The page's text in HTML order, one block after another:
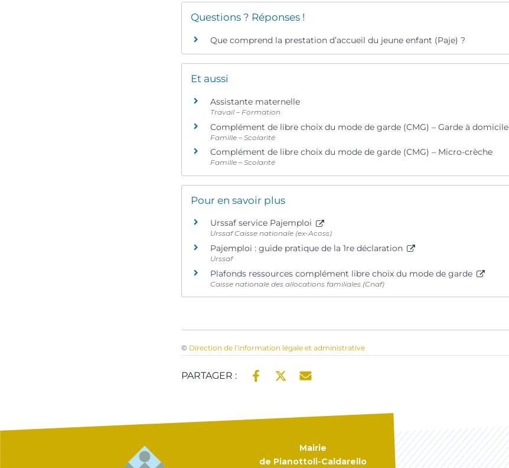
Questions ? Réponses !
Que comprend la prestation d’accueil du jeune enfant (Paje) ?
Et aussi
Assistante maternelle
Travail – Formation
Complément de libre choix du mode de garde (CMG) – Garde à domicile
Famille – Scolarité
Complément de libre choix du mode de garde (CMG) – Micro-crèche
Famille – Scolarité
Pour en savoir plus
Urssaf service Pajemploi
Urssaf Caisse nationale (ex-Acoss)
Pajemploi : guide pratique de la 1re déclaration
Urssaf
Plafonds ressources complément libre choix du mode de garde
Caisse nationale des allocations familiales (Cnaf)
© Direction de l’information légale et administrative
PARTAGER :
Mairie
de Pianottoli-Caldarello